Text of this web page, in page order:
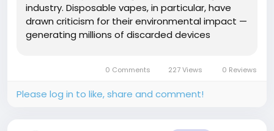
industry. Disposable vapes, in particular, have
drawn criticism for their environmental impact —
generating millions of discarded devices
Enter the rechargeable disposable...
0 Comments 227 Views 0 Reviews
Please log in to like, share and comment!